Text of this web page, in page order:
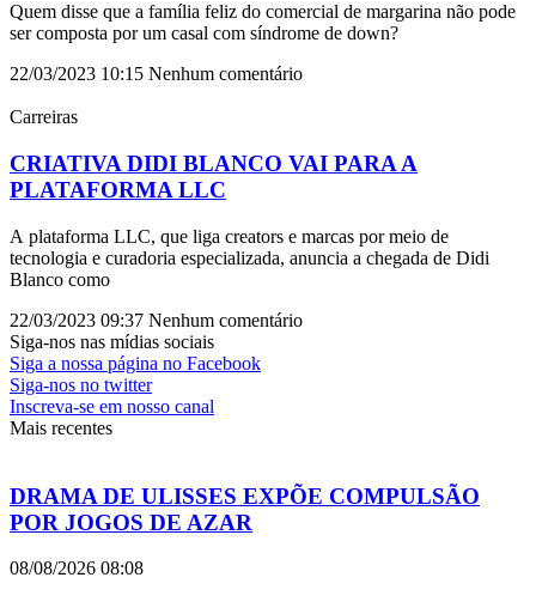
Quem disse que a família feliz do comercial de margarina não pode
ser composta por um casal com síndrome de down?
22/03/2023 10:15 Nenhum comentário
Carreiras
CRIATIVA DIDI BLANCO VAI PARA A
PLATAFORMA LLC
A plataforma LLC, que liga creators e marcas por meio de
tecnologia e curadoria especializada, anuncia a chegada de Didi
Blanco como
22/03/2023 09:37 Nenhum comentário
Siga-nos nas mídias sociais
Siga a nossa página no Facebook
Siga-nos no twitter
Inscreva-se em nosso canal
Mais recentes
DRAMA DE ULISSES EXPÕE COMPULSÃO
POR JOGOS DE AZAR
08/08/2026 08:08